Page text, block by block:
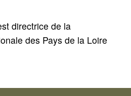
directrice de la
des Pays de la Loire